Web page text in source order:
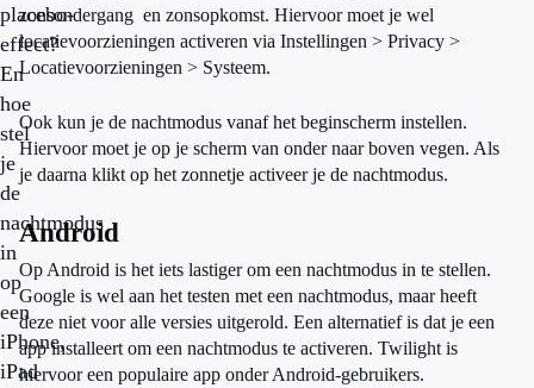
placebo-
effect?
En
hoe
stel
je
de
nachtmodus
in
op
een
iPhone,
iPad
zonsondergang en zonsopkomst. Hiervoor moet je wel
locatievoorzieningen activeren via Instellingen > Privacy >
Locatievoorzieningen > Systeem.
Ook kun je de nachtmodus vanaf het beginscherm instellen.
Hiervoor moet je op je scherm van onder naar boven vegen. Als
je daarna klikt op het zonnetje activeer je de nachtmodus.
Android
Op Android is het iets lastiger om een nachtmodus in te stellen.
Google is wel aan het testen met een nachtmodus, maar heeft
deze niet voor alle versies uitgerold. Een alternatief is dat je een
app installeert om een nachtmodus te activeren. Twilight is
hiervoor een populaire app onder Android-gebruikers.